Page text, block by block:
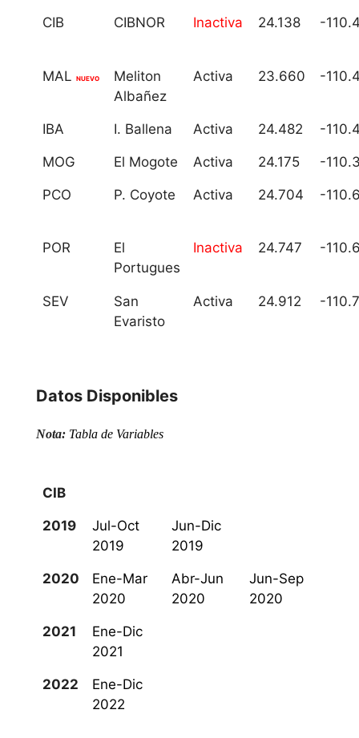
CIB CIBNOR Inactiva 24.138 -
MAL NUEVO
Meliton
Albañez
Activa 23.660 -
IBA I. Ballena Activa 24.482 -
MOG El Mogote Activa 24.175 -
PCO P. Coyote Activa 24.704 -
POR
El
Portugues
Inactiva 24.747 -
SEV
San
Evaristo
Activa 24.912 -
Datos Disponibles
Nota: Tabla de Variables
CIB
2019
Jul-Oct
2019
Jun-Dic
2019
2020
Ene-Mar
2020
Abr-Jun
2020
Jun-Sep
2020
2021
Ene-Dic
2021
2022
Ene-Dic
2022